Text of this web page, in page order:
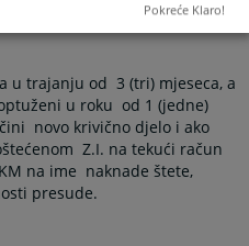
u trajanju od 3 (tri) mjeseca, a
u roku od 1 (jedne)
novo krivično djelo i ako
Z.I. na tekući račun
na ime naknade štete,
presude.
Pokreće Klaro!